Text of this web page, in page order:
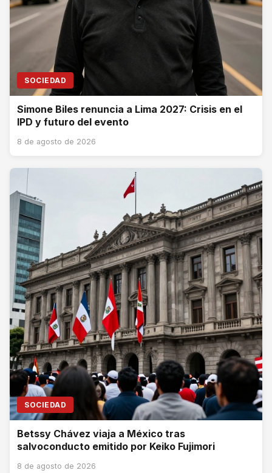
SOCIEDAD
Simone Biles renuncia a Lima 2027: Crisis en el
IPD y futuro del evento
8 de agosto de 2026
SOCIEDAD
Betssy Chávez viaja a México tras
salvoconducto emitido por Keiko Fujimori
8 de agosto de 2026